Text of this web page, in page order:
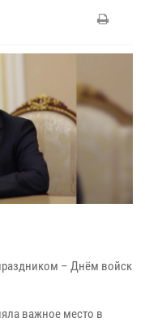
– Днём войск
важное место в